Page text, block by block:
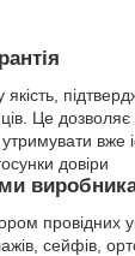
Це
вже
довіри
провідних
сейфів,